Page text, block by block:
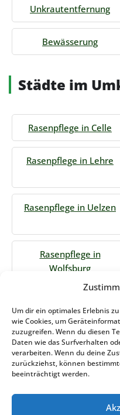
Um dir ein optimales Erlebnis
wie Cookies, um
zuzugreifen. Wenn du diesen
Daten wie das Surfverhalten
verarbeiten. Wenn du deine
zurückziehst, können
beeinträchtigt werden.
Unkrautentfernung
Bewässerung
Städte im
Rasenpflege in Celle
Rasenpflege in Lehre
Rasenpflege in Uelzen
Rasenpflege in
Wolfsburg
Jetzt Anfrage
Zum Formular
Das könnte Sie
Winterdienst